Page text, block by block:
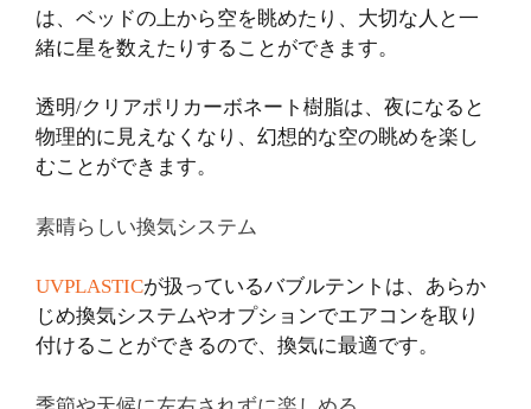
は、ベッドの上から空を眺めたり、大切な人と一
緒に星を数えたりすることができます。
透明/クリアポリカーボネート樹脂は、夜になると
物理的に見えなくなり、幻想的な空の眺めを楽し
むことができます。
素晴らしい換気システム
UVPLASTICが扱っているバブルテントは、あらか
じめ換気システムやオプションでエアコンを取り
付けることができるので、換気に最適です。